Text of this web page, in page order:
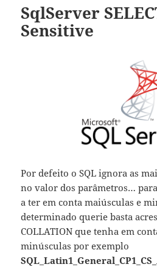
SqlServer
Sensitive
Por defeito o SQL ignora as
no valor dos parâmetros…
a ter em conta maiúsculas e
determinado querie basta
COLLATION que tenha em
minúsculas por exemplo